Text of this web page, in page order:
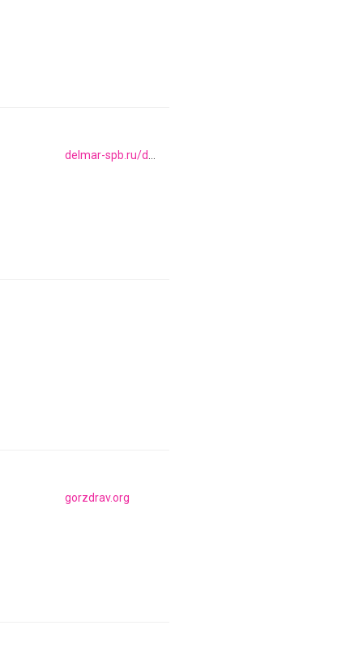
delmar-spb.ru/delmar-delmar-balkanskaya-ulica-17
gorzdrav.org